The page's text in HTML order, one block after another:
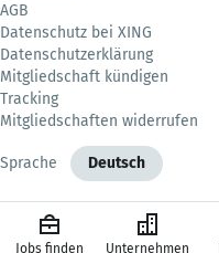
AGB
Datenschutz bei XING
Datenschutzerklärung
Mitgliedschaft kündigen
Tracking
Mitgliedschaften widerrufen
Sprache Deutsch
Jobs finden Unternehmen